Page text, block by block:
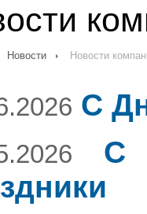
Новости Новости
С
С